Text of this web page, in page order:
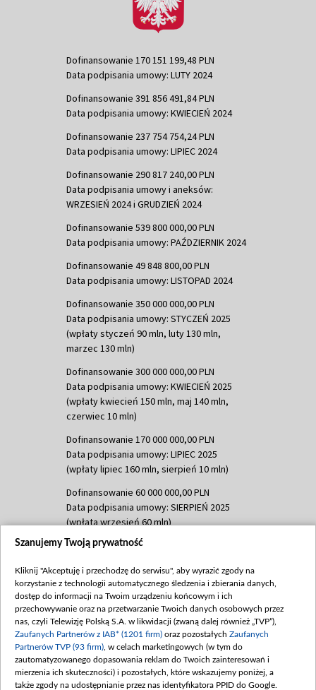
Dofinansowanie 170 151 199,48 PLN
Data podpisania umowy: LUTY 2024
Dofinansowanie 391 856 491,84 PLN
Data podpisania umowy: KWIECIEŃ 2024
Dofinansowanie 237 754 754,24 PLN
Data podpisania umowy: LIPIEC 2024
Dofinansowanie 290 817 240,00 PLN
Data podpisania umowy i aneksów:
WRZESIEŃ 2024 i GRUDZIEŃ 2024
Dofinansowanie 539 800 000,00 PLN
Data podpisania umowy: PAŹDZIERNIK 2024
Dofinansowanie 49 848 800,00 PLN
Data podpisania umowy: LISTOPAD 2024
Dofinansowanie 350 000 000,00 PLN
Data podpisania umowy: STYCZEŃ 2025
(wpłaty styczeń 90 mln, luty 130 mln,
marzec 130 mln)
Dofinansowanie 300 000 000,00 PLN
Data podpisania umowy: KWIECIEŃ 2025
(wpłaty kwiecień 150 mln, maj 140 mln,
czerwiec 10 mln)
Dofinansowanie 170 000 000,00 PLN
Data podpisania umowy: LIPIEC 2025
(wpłaty lipiec 160 mln, sierpień 10 mln)
Dofinansowanie 60 000 000,00 PLN
Data podpisania umowy: SIERPIEŃ 2025
(wpłata wrzesień 60 mln)
Dofinansowanie 635 783 051,21 PLN
(wpłata wrzesień 100 mln, październik 350
mln, listopad 265 mln)
Dofinansowanie 48 862 000,00 PLN
Data podpisania umowy: GRUDZIEŃ 2025
(wpłata grudzień 60,548 mln)
Dofinansowanie 900 000 000,00 PLN
Data podpisania umowy: LUTY 2026 (wpłata
Szanujemy Twoją prywatność
Kliknij "Akceptuję i przechodzę do serwisu", aby wyrazić zgody na
korzystanie z technologii automatycznego śledzenia i zbierania danych,
dostęp do informacji na Twoim urządzeniu końcowym i ich
przechowywanie oraz na przetwarzanie Twoich danych osobowych przez
nas, czyli Telewizję Polską S.A. w likwidacji (zwaną dalej również „TVP”),
Zaufanych Partnerów z IAB* (1201 firm) oraz pozostałych Zaufanych
Partnerów TVP (93 firm) , w celach marketingowych (w tym do
zautomatyzowanego dopasowania reklam do Twoich zainteresowań i
mierzenia ich skuteczności) i pozostałych, które wskazujemy poniżej, a
także zgody na udostępnianie przez nas identyfikatora PPID do Google.